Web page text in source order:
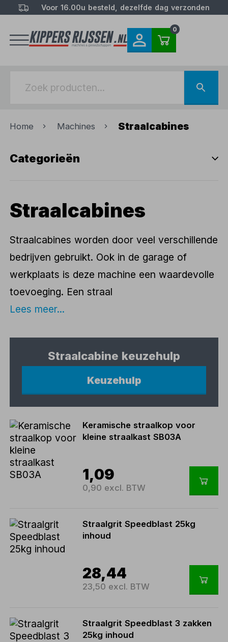
Voor 16.00u besteld, dezelfde dag verzonden
0
Home Machines Straalcabines
Categorieën
Straalcabines
Straalcabines worden door veel verschillende
bedrijven gebruikt. Ook in de garage of
werkplaats is deze machine een waardevolle
toevoeging. Een straal
Lees meer...
Straalcabine keuzehulp
Keuzehulp
Keramische straalkop voor
kleine straalkast SB03A
1,09
0,90 excl. BTW
Straalgrit Speedblast 25kg
inhoud
28,44
23,50 excl. BTW
Straalgrit Speedblast 3 zakken
25kg inhoud